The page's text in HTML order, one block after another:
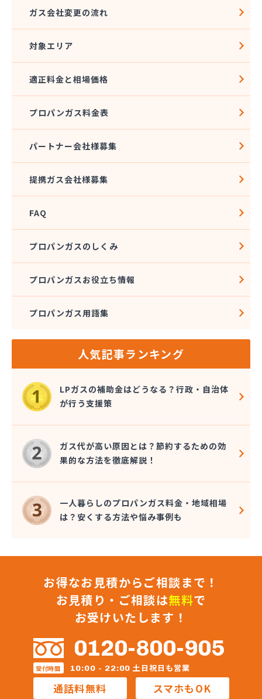
(株)サガミ 三崎営業所
(株)サガミ 湘南支店
(株)サタケ
(株)サナミ商会
(株)サンエル
(株)シンサナミ
(株)セイカ 相模原営業所
(株)トーエル 保土ヶ谷緊急センター
(株)ナガタ
(株)ニイヤ
(株)ノックス
(株)ファインガス
(株)フジテック
(株)フジプロ
(株)フジプロ 辻堂支店
(株)ホクト
(株)ホクト 相模原支店
(株)マクタ
(株)マスダ
(株)マスダエレメント
(株)マルエイ 横浜支店
(株)ミツウロコ 横浜営業所
(株)ミツウロコ 湘南営業所
(株)ミツウロコヴェッセル 横浜南店
(株)ミツウロコヴェッセル 相模原店
(株)ミツウロコヴェッセル 津久井店
(株)ミツウロコヴェッセル 平塚店
(株)ミトメ
(株)みなとガス
(株)むらやま
(株)モチヅキ
(株)ヤマイチ
(株)ヨコヤマ
(株)リビック相模原
(株)リビングタナカ
(株)レインボー 横浜営業所
(株)レインボー 川崎営業所
(株)安田物産 燃料部
ガス会社変更の流れ
対象エリア
適正料金と相場価格
プロパンガス料金表
パートナー会社様募集
提携ガス会社様募集
FAQ
プロパンガスのしくみ
プロパンガスお役立ち情報
プロパンガス用語集
人気記事ランキング
LPガスの補助金はどうなる？行政・自治体
が行う支援策
ガス代が高い原因とは？節約するための効
果的な方法を徹底解説！
一人暮らしのプロパンガス料金・地域相場
は？安くする方法や悩み事例も
お得なお見積からご相談まで！
お見積り・ご相談は無料で
お受けいたします！
0120-800-905
受付時間 10:00 - 22:00 土日祝日も営業
通話料無料 スマホもOK